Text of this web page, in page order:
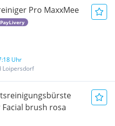
Pro MaxxMee
PayLivery
Uhr
Loipersdorf
Facial brush rosa